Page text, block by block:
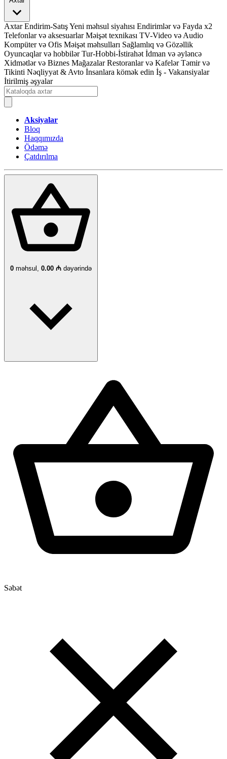
Axtar Endirim-SatışYeni məhsul siyahısı Endirimlər və Fayda x2
Telefonlar və aksesuarlar Məişət texnikası TV-Video və Audio
Kompüter və Ofis Məişət məhsulları Sağlamlıq və Gözəllik
Oyuncaqlar və hobbilər Tur-Hobbi-İstirahət İdman və əyləncə
Xidmətlər və Biznes Mağazalar Restoranlar və Kafelər Təmir və
Tikinti Nəqliyyat & Avto İnsanlara kömək edin İş - Vakansiyalar
İtirilmiş əşyalar
Aksiyalar
Bloq
Haqqımızda
Ödəmə
Çatdırılma
0 məhsul, 0.00 ₼ dəyərində
Səbət